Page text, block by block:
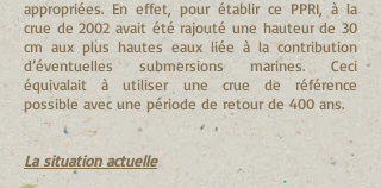
appropriées. En effet, pour établir ce PPRI, à la
crue de 2002 avait été rajouté une hauteur de 30
cm aux plus hautes eaux liée à la contribution
d’éventuelles submersions marines. Ceci
équivalait à utiliser une crue de référence
possible avec une période de retour de 400 ans.
La situation actuelle